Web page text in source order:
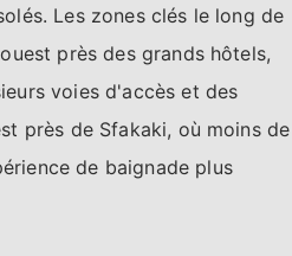
Les zones clés le long de
près des grands hôtels,
voies d'accès et des
près de Sfakaki, où moins de
de baignade plus